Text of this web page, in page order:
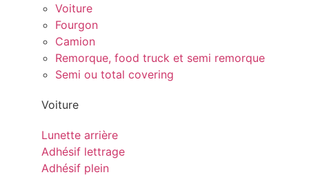
Voiture
Fourgon
Camion
Remorque, food truck et semi remorque
Semi ou total covering
Voiture
Lunette arrière
Adhésif lettrage
Adhésif plein